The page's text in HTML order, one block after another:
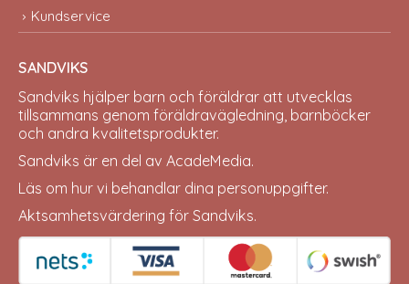
Kundservice
SANDVIKS
Sandviks hjälper barn och föräldrar att utvecklas
tillsammans genom föräldravägledning, barnböcker
och andra kvalitetsprodukter.
Sandviks är en del av AcadeMedia.
Läs om hur vi behandlar dina personuppgifter.
Aktsamhetsvärdering för Sandviks.